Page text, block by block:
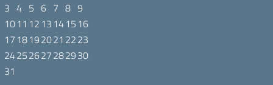
3 4 5 6 7 8 9
1011 12 13 1415 16
17 18192021 2223
24252627282930
31